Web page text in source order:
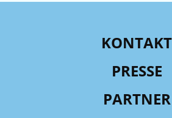
KONTAKT
PRESSE
PARTNER